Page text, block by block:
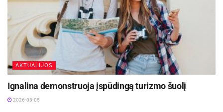
AKTUALIJOS
Ignalina demonstruoja įspūdingą turizmo šuolį
2026-08-05